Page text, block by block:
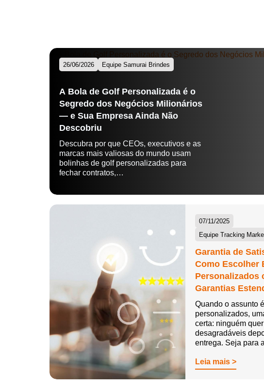
26/06/2026 Equipe Samurai Brindes
A Bola de Golf Personalizada é o
Segredo dos Negócios Milionários
— e Sua Empresa Ainda Não
Descobriu
Descubra por que CEOs, executivos e as
marcas mais valiosas do mundo usam
bolinhas de golf personalizadas para
fechar contratos,…
07/11/2025
Equipe Tracking
Garantia de
Como Escolher
Personalizados
Garantias
Quando o assunto
personalizados,
certa: ninguém
desagradáveis
entrega. Seja para
Leia mais >